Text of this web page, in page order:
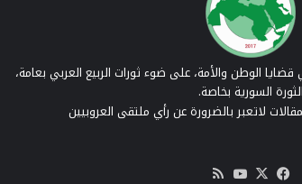
الوطن والأمة، على ضوء ثورات الربيع العربي بعامة،
الثورة السورية بخاصة.
لاتعبر بالضرورة عن رأي ملتقى العروبيين
فيسبوك
‫X
‫YouTube